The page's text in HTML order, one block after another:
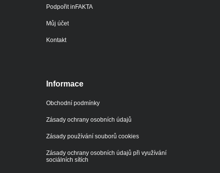
Podpořit inFAKTA
Můj účet
Kontakt
Informace
Obchodní podmínky
Zásady ochrany osobních údajů
Zásady používání souborů cookies
Zásady ochrany osobních údajů při využívání
sociálních sítích